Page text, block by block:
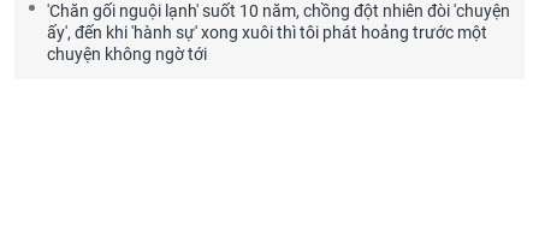
'Chăn gối nguội lạnh' suốt 10 năm, chồng đột nhiên đòi 'chuyện
ấy', đến khi 'hành sự' xong xuôi thì tôi phát hoảng trước một
chuyện không ngờ tới